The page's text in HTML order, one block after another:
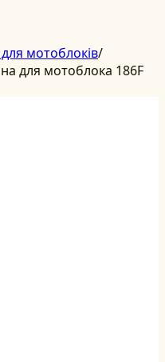
мотоблоків/
для мотоблока 186F